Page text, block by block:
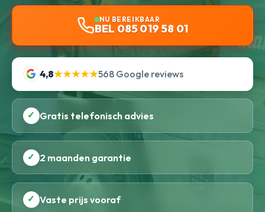
NU BEREIKBAAR
BEL 085 019 58 01
4,8★★★★★568 Google reviews
✓ Gratis telefonisch advies
✓ 2 maanden garantie
✓ Vaste prijs vooraf